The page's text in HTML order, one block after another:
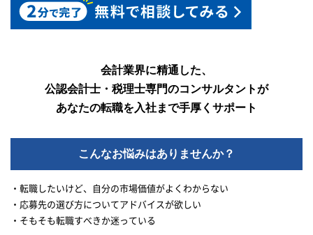
会計業界に精通した、
公認会計士・税理士専門のコンサルタントが
あなたの転職を入社まで手厚くサポート
こんなお悩みはありませんか？
・転職したいけど、自分の市場価値がよくわからない
・応募先の選び方についてアドバイスが欲しい
・そもそも転職すべきか迷っている